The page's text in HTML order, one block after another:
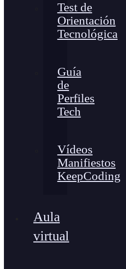
Test de
Orientación
Tecnológica
Guía
de
Perfiles
Tech
Vídeos
Manifiestos
KeepCoding
Aula
virtual